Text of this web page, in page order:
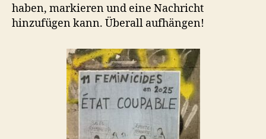
haben, markieren und eine Nachricht
hinzufügen kann. Überall aufhängen!